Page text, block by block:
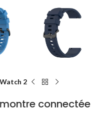
2
connectée